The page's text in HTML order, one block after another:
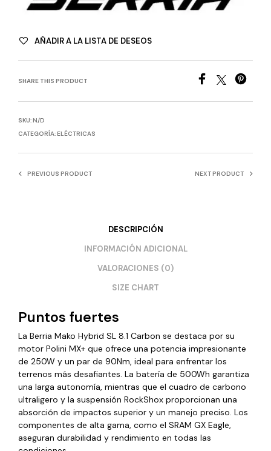
AÑADIR A LA LISTA DE DESEOS
SHARE THIS PRODUCT
SKU:N/D
CATEGORÍA:ELÉCTRICAS
PREVIOUS PRODUCT NEXT PRODUCT
DESCRIPCIÓN
INFORMACIÓN ADICIONAL
VALORACIONES (0)
SIZE CHART
Puntos fuertes
La Berria Mako Hybrid SL 8.1 Carbon se destaca por su
motor Polini MX+ que ofrece una potencia impresionante
de 250W y un par de 90Nm, ideal para enfrentar los
terrenos más desafiantes. La batería de 500Wh garantiza
una larga autonomía, mientras que el cuadro de carbono
ultraligero y la suspensión RockShox proporcionan una
absorción de impactos superior y un manejo preciso. Los
componentes de alta gama, como el SRAM GX Eagle,
aseguran durabilidad y rendimiento en todas las